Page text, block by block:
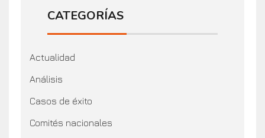
CATEGORÍAS
Actualidad
Análisis
Casos de éxito
Comités nacionales